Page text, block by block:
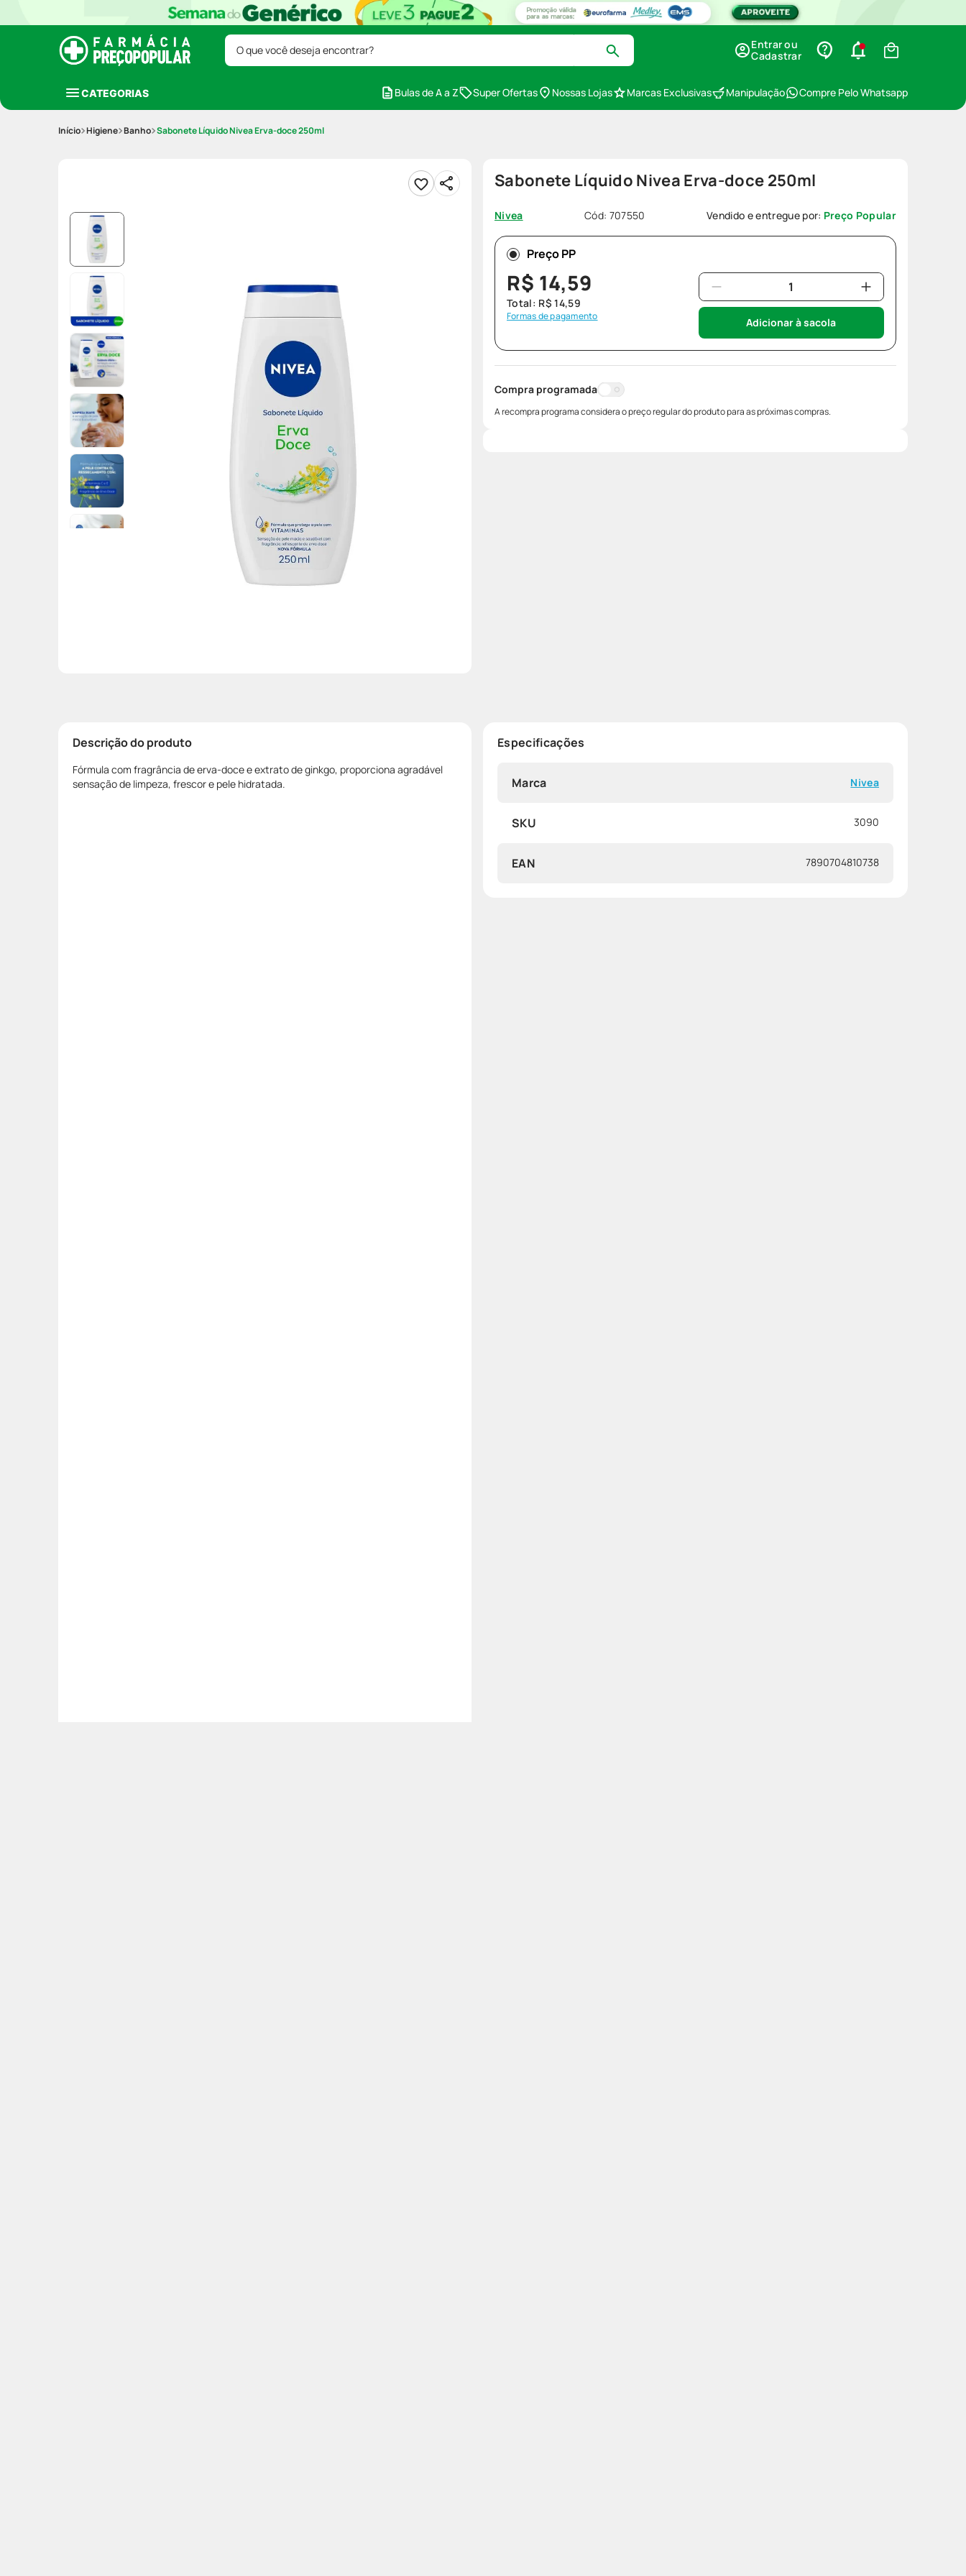
O que você deseja encontrar?
Entrar ou
Cadastrar
CATEGORIAS Bulas de A a Z Super Ofertas Nossas Lojas Marcas Exclusivas Manipulação Compre Pelo Whatsapp
Higiene Banho Sabonete Líquido Nivea Erva-doce 250ml
Sabonete Líquido Nivea Erva-doce 250ml
Nivea Cód: 707550 Vendido e entregue por: Preço Popular
Preço PP
R$ 14,59
Total: R$ 14,59
Formas de pagamento Adicionar à sacola
Compra programada
A recompra programa considera o preço regular do produto para as próximas compras.
Descrição do produto
Fórmula com fragrância de erva-doce e extrato de ginkgo, proporciona agradável
sensação de limpeza, frescor e pele hidratada.
Especificações
Marca Nivea
SKU 3090
EAN 7890704810738